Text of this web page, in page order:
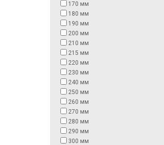
170 мм
180 мм
190 мм
200 мм
210 мм
215 мм
220 мм
230 мм
240 мм
250 мм
260 мм
270 мм
280 мм
290 мм
300 мм